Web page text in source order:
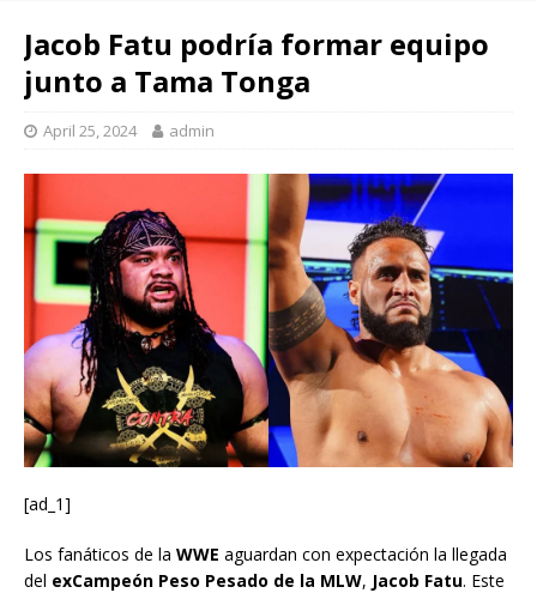
Jacob Fatu podría formar equipo
junto a Tama Tonga
April 25, 2024 admin
[ad_1]
Los fanáticos de la WWE aguardan con expectación la llegada
del exCampeón Peso Pesado de la MLW, Jacob Fatu. Este